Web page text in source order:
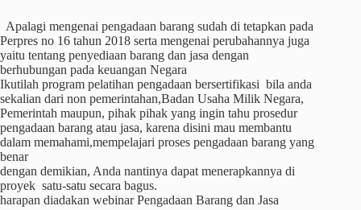
Apalagi mengenai pengadaan barang sudah di tetapkan pada
Perpres no 16 tahun 2018 serta mengenai perubahannya juga
yaitu tentang penyediaan barang dan jasa dengan
berhubungan pada keuangan Negara
Ikutilah program pelatihan pengadaan bersertifikasi bila anda
sekalian dari non pemerintahan,Badan Usaha Milik Negara,
Pemerintah maupun, pihak pihak yang ingin tahu prosedur
pengadaan barang atau jasa, karena disini mau membantu
dalam memahami,mempelajari proses pengadaan barang yang
benar
dengan demikian, Anda nantinya dapat menerapkannya di
proyek satu-satu secara bagus.
harapan diadakan webinar Pengadaan Barang dan Jasa